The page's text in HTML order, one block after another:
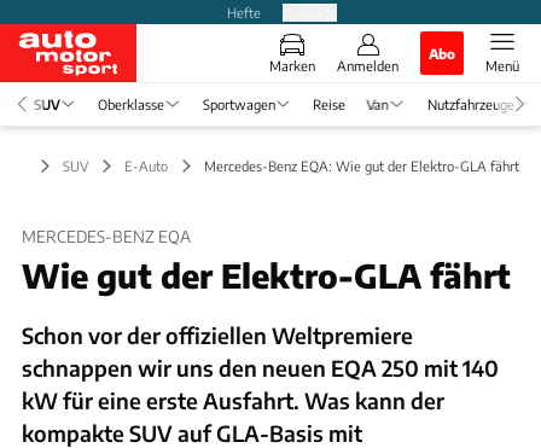
Hefte
Marken Anmelden
Abo
Menü
SUV Oberklasse Sportwagen Reise Van Nutzfahrzeuge
SUV E-Auto Mercedes-Benz EQA: Wie gut der Elektro-GLA fährt
MERCEDES-BENZ EQA
Wie gut der Elektro-GLA fährt
Schon vor der offiziellen Weltpremiere
schnappen wir uns den neuen EQA 250 mit 140
kW für eine erste Ausfahrt. Was kann der
kompakte SUV auf GLA-Basis mit